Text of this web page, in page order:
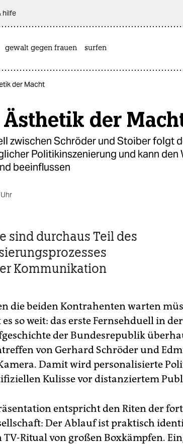
hilfe
gewalt gegen frauen surfen
der Macht
Ästhetik der
zwischen Schröder und Stoiber folgt
Politikinszenierung und kann den
beeinflussen
sind durchaus Teil des
Kommunikation
die beiden Kontrahenten warten
so weit: das erste Fernsehduell in der
der Bundesrepublik
von Gerhard Schröder und
Damit wird personalisierte
Kulisse vor distanziertem
entspricht den Riten der
Der Ablauf ist praktisch
TV-Ritual von großen Boxkämpfen.